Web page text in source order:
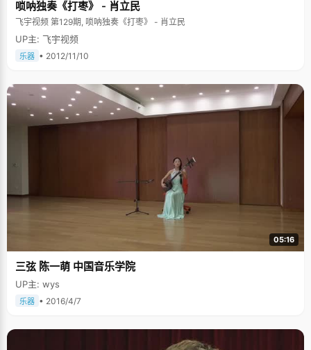
唢呐独奏《打枣》 - 肖立民
飞宇视频 第129期, 唢呐独奏《打枣》 - 肖立民
UP主: 飞宇视频
乐器 • 2012/11/10
05:16
三弦 陈一萌 中国音乐学院
UP主: wys
乐器 • 2016/4/7